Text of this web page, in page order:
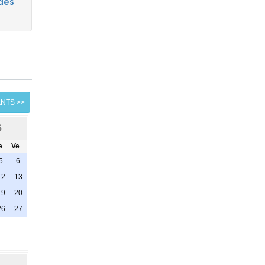
>>
Ve
6
13
20
27